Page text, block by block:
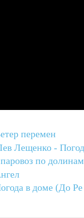
перемен
Лещенко -
по
в доме (До Ре